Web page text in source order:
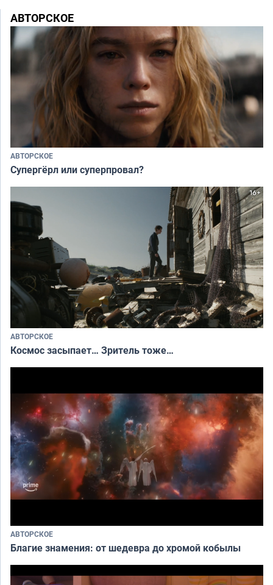
АВТОРСКОЕ
АВТОРСКОЕ
Супергёрл или суперпровал?
АВТОРСКОЕ
Космос засыпает… Зритель тоже…
АВТОРСКОЕ
Благие знамения: от шедевра до хромой кобылы